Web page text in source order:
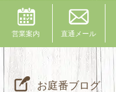
営業案内 直通メール
お庭番ブログ